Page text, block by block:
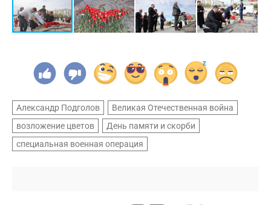
Александр Подголов
Великая Отечественная война
возложение цветов
День памяти и скорби
специальная военная операция